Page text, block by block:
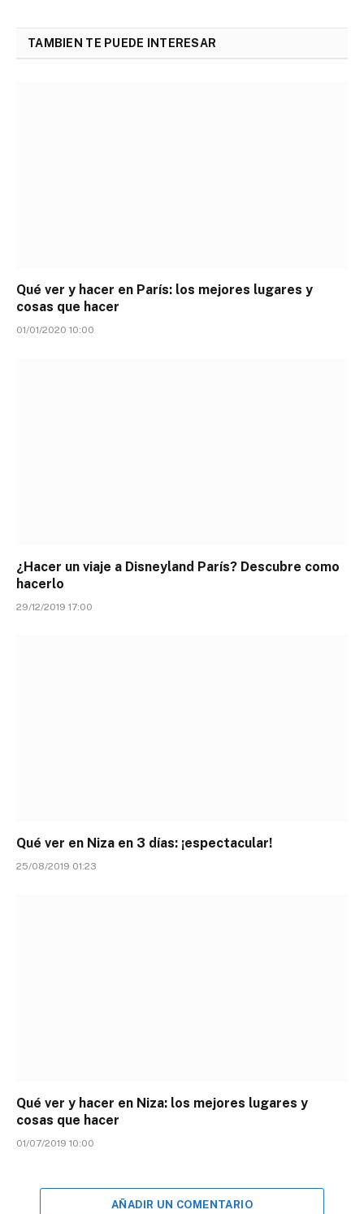
TAMBIEN TE PUEDE INTERESAR
Qué ver y hacer en París: los mejores lugares y
cosas que hacer
01/01/2020 10:00
¿Hacer un viaje a Disneyland París? Descubre como
hacerlo
29/12/2019 17:00
Qué ver en Niza en 3 días: ¡espectacular!
25/08/2019 01:23
Qué ver y hacer en Niza: los mejores lugares y
cosas que hacer
01/07/2019 10:00
AÑADIR UN COMENTARIO